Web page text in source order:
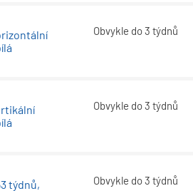
Obvykle do 3 týdnů
Obvykle do 3 týdnů
týdnů,
Obvykle do 3 týdnů